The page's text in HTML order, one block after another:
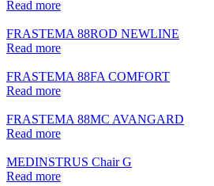
Read more
FRASTEMA 88ROD NEWLINE
Read more
FRASTEMA 88FA COMFORT
Read more
FRASTEMA 88MC AVANGARD
Read more
MEDINSTRUS Chair G
Read more